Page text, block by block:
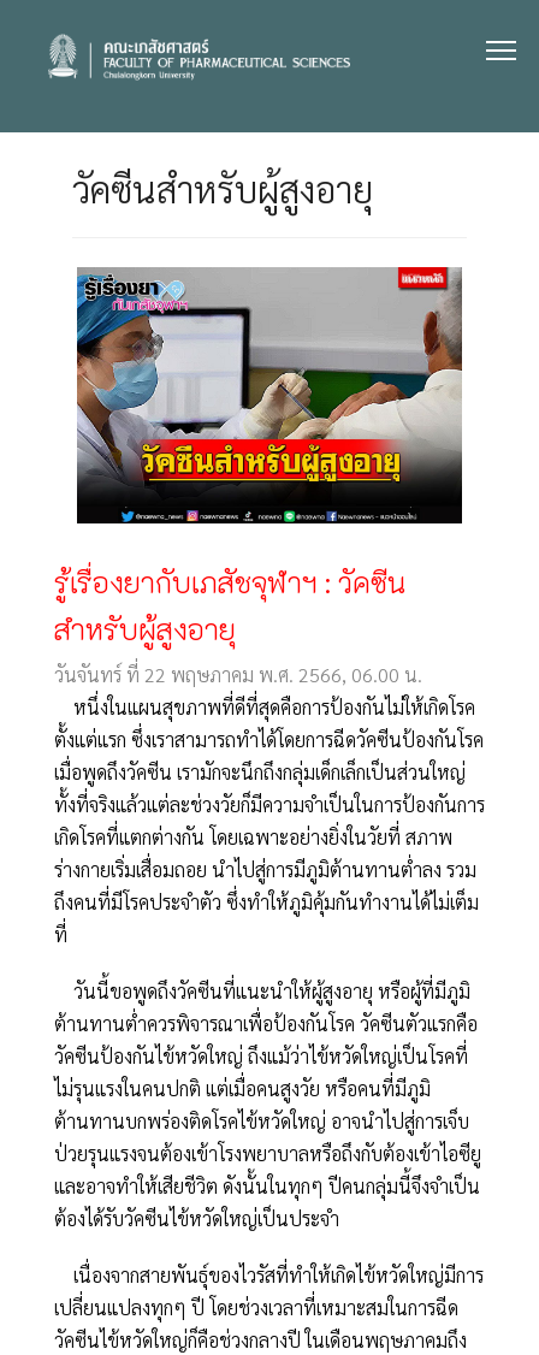
content
วัคซีนสำหรับผู้สูงอายุ
รู้เรื่องยากับเภสัชจุฬาฯ : วัคซีน
สำหรับผู้สูงอายุ
วันจันทร์ ที่ 22 พฤษภาคม พ.ศ. 2566, 06.00 น.
หนึ่งในแผนสุขภาพที่ดีที่สุดคือการป้องกันไม่ให้เกิดโรค
ตั้งแต่แรก ซึ่งเราสามารถทำได้โดยการฉีดวัคซีนป้องกันโรค
เมื่อพูดถึงวัคซีน เรามักจะนึกถึงกลุ่มเด็กเล็กเป็นส่วนใหญ่
ทั้งที่จริงแล้วแต่ละช่วงวัยก็มีความจำเป็นในการป้องกันการ
เกิดโรคที่แตกต่างกัน โดยเฉพาะอย่างยิ่งในวัยที่ สภาพ
ร่างกายเริ่มเสื่อมถอย นำไปสู่การมีภูมิต้านทานต่ำลง รวม
ถึงคนที่มีโรคประจำตัว ซึ่งทำให้ภูมิคุ้มกันทำงานได้ไม่เต็ม
ที่
วันนี้ขอพูดถึงวัคซีนที่แนะนำให้ผู้สูงอายุ หรือผู้ที่มีภูมิ
ต้านทานต่ำควรพิจารณาเพื่อป้องกันโรค วัคซีนตัวแรกคือ
วัคซีนป้องกันไข้หวัดใหญ่ ถึงแม้ว่าไข้หวัดใหญ่เป็นโรคที่
ไม่รุนแรงในคนปกติ แต่เมื่อคนสูงวัย หรือคนที่มีภูมิ
ต้านทานบกพร่องติดโรคไข้หวัดใหญ่ อาจนำไปสู่การเจ็บ
ป่วยรุนแรงจนต้องเข้าโรงพยาบาลหรือถึงกับต้องเข้าไอซียู
และอาจทำให้เสียชีวิต ดังนั้นในทุกๆ ปีคนกลุ่มนี้จึงจำเป็น
ต้องได้รับวัคซีนไข้หวัดใหญ่เป็นประจำ
เนื่องจากสายพันธุ์ของไวรัสที่ทำให้เกิดไข้หวัดใหญ่มีการ
เปลี่ยนแปลงทุกๆ ปี โดยช่วงเวลาที่เหมาะสมในการฉีด
วัคซีนไข้หวัดใหญ่ก็คือช่วงกลางปี ในเดือนพฤษภาคมถึง